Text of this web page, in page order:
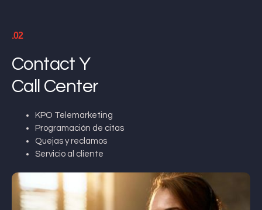
.02
Contact Y
Call Center
KPO Telemarketing
Programación de citas
Quejas y reclamos
Servicio al cliente